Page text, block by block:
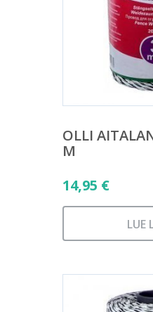
OLLI
M
14,95 €
LUE